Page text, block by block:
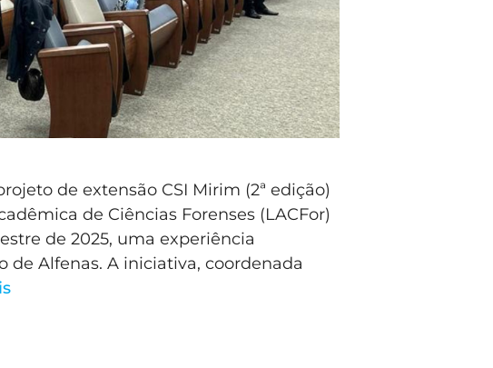
de extensão CSI Mirim (2ª edição)
de Ciências Forenses (LACFor)
de 2025, uma experiência
Alfenas. A iniciativa, coordenada